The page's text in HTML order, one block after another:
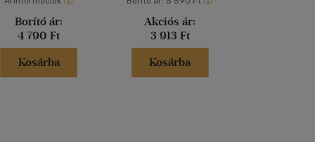
Borító ár:
4 790 Ft
Kosárba
Akciós ár:
3 913 Ft
Kosárba